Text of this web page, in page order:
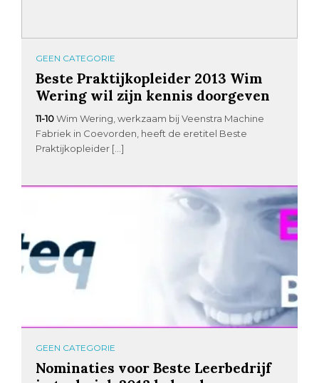
GEEN CATEGORIE
Beste Praktijkopleider 2013 Wim
Wering wil zijn kennis doorgeven
11-10 Wim Wering, werkzaam bij Veenstra Machine
Fabriek in Coevorden, heeft de eretitel Beste
Praktijkopleider […]
GEEN CATEGORIE
Nominaties voor Beste Leerbedrijf